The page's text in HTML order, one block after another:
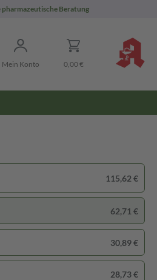
pharmazeutische Beratung
Mein Konto 0,00 €
115,62 €
62,71 €
30,89 €
28,73 €